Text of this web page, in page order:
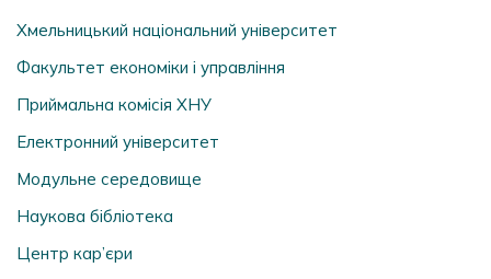
Хмельницький національний університет
Факультет економіки і управління
Приймальна комісія ХНУ
Електронний університет
Модульне середовище
Наукова бібліотека
Центр кар’єри